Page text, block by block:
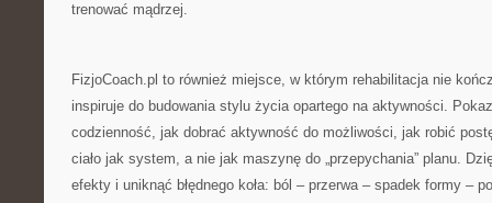
trenować mądrzej.
FizjoCoach.pl to również miejsce, w którym rehabilitacja nie
inspiruje do budowania stylu życia opartego na aktywności.
codzienność, jak dobrać aktywność do możliwości, jak robić
ciało jak system, a nie jak maszynę do „przepychania” planu.
efekty i uniknąć błędnego koła: ból – przerwa – spadek formy –